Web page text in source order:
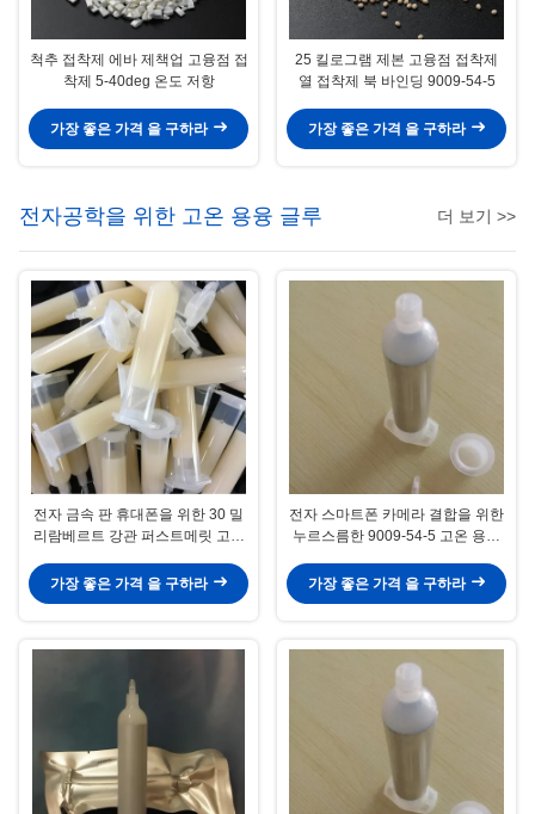
척추 접착제 에바 제책업 고융점 접
착제 5-40deg 온도 저항
가장 좋은 가격 을 구하라
25 킬로그램 제본 고융점 접착제
열 접착제 북 바인딩 9009-54-5
가장 좋은 가격 을 구하라
전자공학을 위한 고온 용융 글루 더 보기 >>
전자 금속 판 휴대폰을 위한 30 밀
리람베르트 강관 퍼스트메릿 고온
가장 좋은 가격 을 구하라
전자 스마트폰 카메라 결합을 위한
누르스름한 9009-54-5 고온 용융
가장 좋은 가격 을 구하라